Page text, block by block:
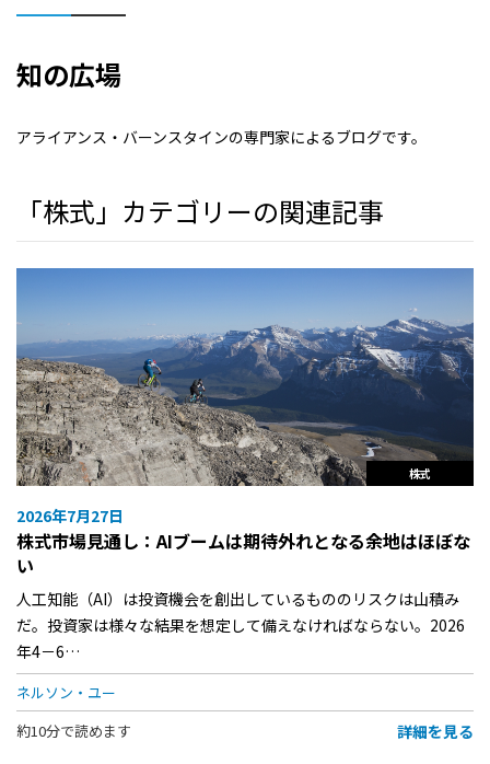
知の広場
アライアンス・バーンスタインの専門家によるブログです。
「株式」カテゴリーの関連記事
株式
2026年7月27日
株式市場見通し：AIブームは期待外れとなる余地はほぼな
い
人工知能（AI）は投資機会を創出しているもののリスクは山積み
だ。投資家は様々な結果を想定して備えなければならない。2026
年4－6…
ネルソン・ユー
約10分で読めます
詳細を見る